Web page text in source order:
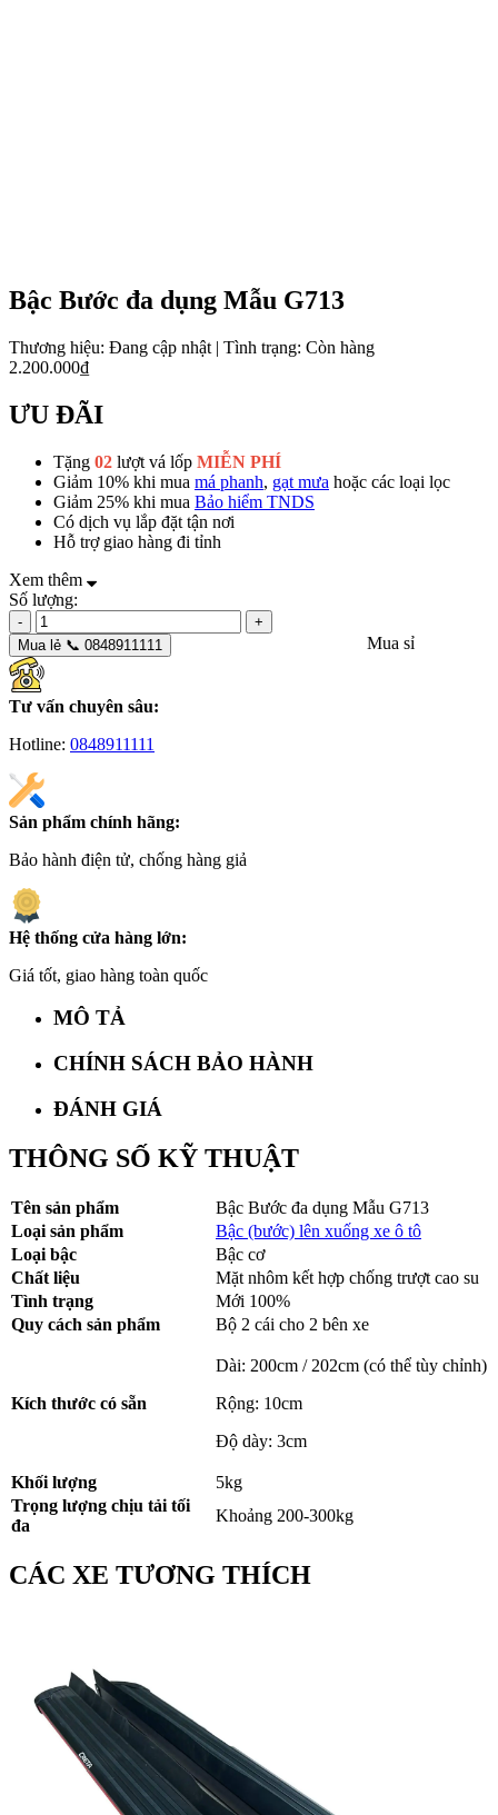
Bậc Bước đa dụng Mẫu G713
Thương hiệu: Đang cập nhật | Tình trạng: Còn hàng
2.200.000₫
ƯU ĐÃI
Tặng 02 lượt vá lốp MIỄN PHÍ
Giảm 10% khi mua má phanh, gạt mưa hoặc các loại lọc
Giảm 25% khi mua Bảo hiểm TNDS
Có dịch vụ lắp đặt tận nơi
Hỗ trợ giao hàng đi tỉnh
Xem thêm
Số lượng:
-
+
Mua lẻ 📞 0848911111
Mua sỉ
Tư vấn chuyên sâu:
Hotline: 0848911111
Sản phẩm chính hãng:
Bảo hành điện tử, chống hàng giả
Hệ thống cửa hàng lớn:
Giá tốt, giao hàng toàn quốc
MÔ TẢ
CHÍNH SÁCH BẢO HÀNH
ĐÁNH GIÁ
THÔNG SỐ KỸ THUẬT
Tên sản phẩm
Bậc Bước đa dụng Mẫu G713
Loại sản phẩm
Bậc (bước) lên xuống xe ô tô
Loại bậc
Bậc cơ
Chất liệu
Mặt nhôm kết hợp chống trượt cao su
Tình trạng
Mới 100%
Quy cách sản phẩm
Bộ 2 cái cho 2 bên xe
Kích thước có sẵn
Dài: 200cm / 202cm (có thể tùy chỉnh)
Rộng: 10cm
Độ dày: 3cm
Khối lượng
5kg
Trọng lượng chịu tải tối
đa
Khoảng 200-300kg
CÁC XE TƯƠNG THÍCH